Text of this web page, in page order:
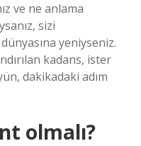
ve ne anlama
sizi
yeniyseniz.
kadans, ister
dakikadaki adım
olmalı?